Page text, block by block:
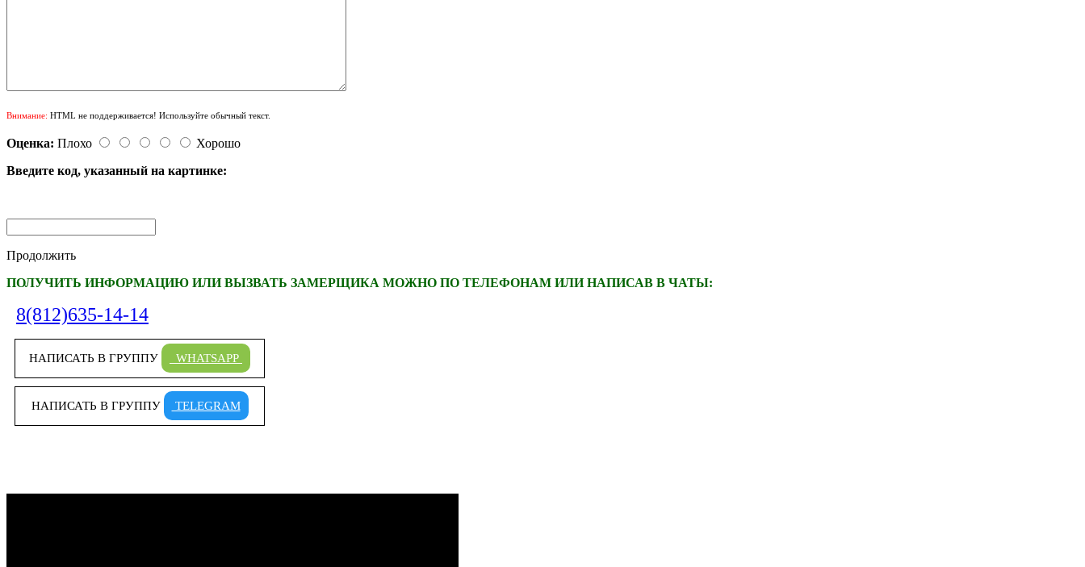
Внимание: HTML не поддерживается! Используйте обычный текст.
Оценка: Плохо
Хорошо
Введите код, указанный на картинке:
Продолжить
ПОЛУЧИТЬ ИНФОРМАЦИЮ ИЛИ ВЫЗВАТЬ ЗАМЕРЩИКА МОЖНО ПО ТЕЛЕФОНАМ ИЛИ НАПИСАВ В ЧАТЫ:
8(812)635-14-14
НАПИСАТЬ В ГРУППУ WHATSAPP
НАПИСАТЬ В ГРУППУ TELEGRAM